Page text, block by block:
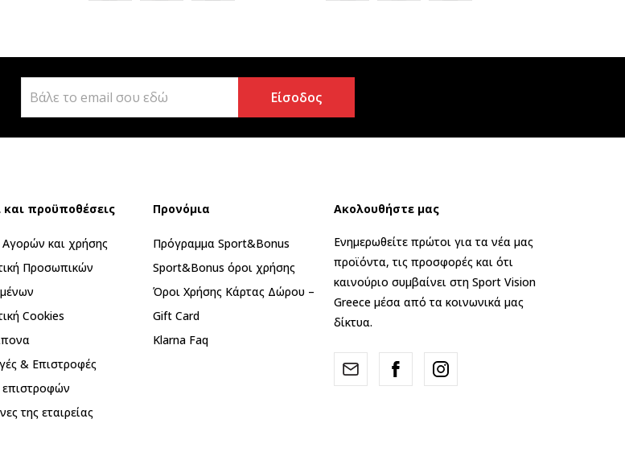
Είσοδος
και προϋποθέσεις
και χρήσης
Προσωπικών
Cookies
& Επιστροφές
της εταιρείας
Προνόμια
Πρόγραμμα Sport&Bonus
Sport&Bonus όροι χρήσης
Όροι Χρήσης Κάρτας Δώρου –
Gift Card
Klarna Faq
Ακολουθήστε μας
Ενημερωθείτε πρώτοι για τα νέα μας
προϊόντα, τις προσφορές και ότι
καινούριο συμβαίνει στη Sport Vision
Greece μέσα από τα κοινωνικά μας
δίκτυα.